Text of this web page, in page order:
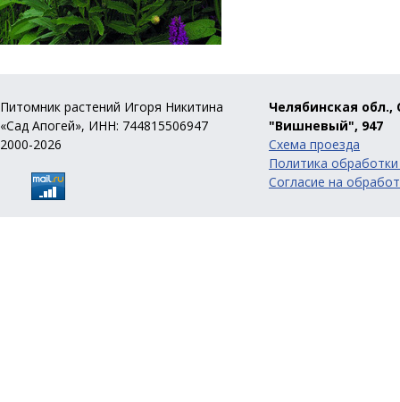
Питомник растений Игоря Никитина
«Сад Апогей», ИНН: 744815506947
2000-2026
Челябинская обл.,
"Вишневый", 947
Схема проезда
Политика
Согласие на